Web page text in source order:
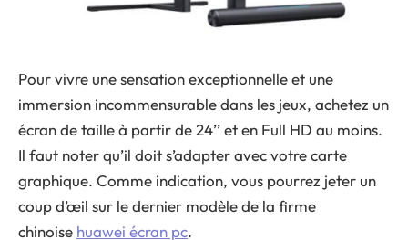
Pour vivre une sensation exceptionnelle et une
immersion incommensurable dans les jeux, achetez un
écran de taille à partir de 24’’ et en Full HD au moins.
Il faut noter qu’il doit s’adapter avec votre carte
graphique. Comme indication, vous pourrez jeter un
coup d’œil sur le dernier modèle de la firme
chinoise huawei écran pc.